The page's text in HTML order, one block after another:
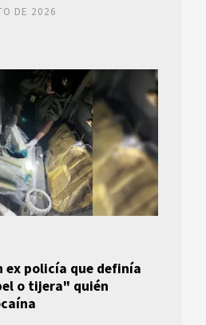
DE 2026
ex policía que definía
o tijera" quién